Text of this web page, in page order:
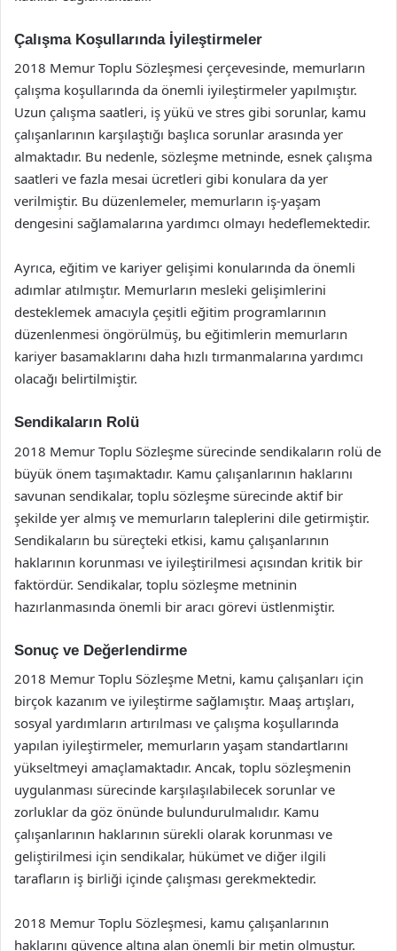
Çalışma Koşullarında İyileştirmeler
2018 Memur Toplu Sözleşmesi çerçevesinde, memurların
çalışma koşullarında da önemli iyileştirmeler yapılmıştır.
Uzun çalışma saatleri, iş yükü ve stres gibi sorunlar, kamu
çalışanlarının karşılaştığı başlıca sorunlar arasında yer
almaktadır. Bu nedenle, sözleşme metninde, esnek çalışma
saatleri ve fazla mesai ücretleri gibi konulara da yer
verilmiştir. Bu düzenlemeler, memurların iş-yaşam
dengesini sağlamalarına yardımcı olmayı hedeflemektedir.
Ayrıca, eğitim ve kariyer gelişimi konularında da önemli
adımlar atılmıştır. Memurların mesleki gelişimlerini
desteklemek amacıyla çeşitli eğitim programlarının
düzenlenmesi öngörülmüş, bu eğitimlerin memurların
kariyer basamaklarını daha hızlı tırmanmalarına yardımcı
olacağı belirtilmiştir.
Sendikaların Rolü
2018 Memur Toplu Sözleşme sürecinde sendikaların rolü de
büyük önem taşımaktadır. Kamu çalışanlarının haklarını
savunan sendikalar, toplu sözleşme sürecinde aktif bir
şekilde yer almış ve memurların taleplerini dile getirmiştir.
Sendikaların bu süreçteki etkisi, kamu çalışanlarının
haklarının korunması ve iyileştirilmesi açısından kritik bir
faktördür. Sendikalar, toplu sözleşme metninin
hazırlanmasında önemli bir aracı görevi üstlenmiştir.
Sonuç ve Değerlendirme
2018 Memur Toplu Sözleşme Metni, kamu çalışanları için
birçok kazanım ve iyileştirme sağlamıştır. Maaş artışları,
sosyal yardımların artırılması ve çalışma koşullarında
yapılan iyileştirmeler, memurların yaşam standartlarını
yükseltmeyi amaçlamaktadır. Ancak, toplu sözleşmenin
uygulanması sürecinde karşılaşılabilecek sorunlar ve
zorluklar da göz önünde bulundurulmalıdır. Kamu
çalışanlarının haklarının sürekli olarak korunması ve
geliştirilmesi için sendikalar, hükümet ve diğer ilgili
tarafların iş birliği içinde çalışması gerekmektedir.
2018 Memur Toplu Sözleşmesi, kamu çalışanlarının
haklarını güvence altına alan önemli bir metin olmuştur.